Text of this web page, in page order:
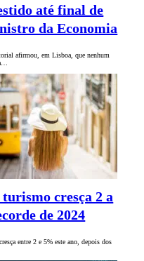
até final de
da Economia
afirmou, em Lisboa, que nenhum
cresça 2 a
de 2024
entre 2 e 5% este ano, depois dos